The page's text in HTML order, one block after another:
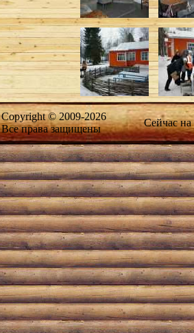
Copyright © 2009-2026
Все права защищены
Сейчас